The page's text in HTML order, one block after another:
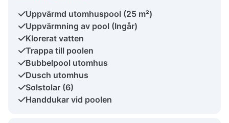
Uppvärmd utomhuspool (25 m²)
Uppvärmning av pool (Ingår)
Klorerat vatten
Trappa till poolen
Bubbelpool utomhus
Dusch utomhus
Solstolar (6)
Handdukar vid poolen